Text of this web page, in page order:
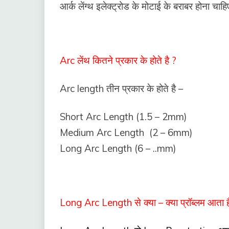
आर्क लेंग्थ इलेक्ट्रोड के मोटाई के बराबर होना
Arc लेंथ कितने प्रकार के होते है ?
Arc length तीन प्रकार के होते है –
Short Arc Length (1.5 – 2mm)
Medium Arc Length (2 – 6mm)
Long Arc Length (6 – ..mm)
Long Arc Length से क्या – क्या प्रॉब्लम आता